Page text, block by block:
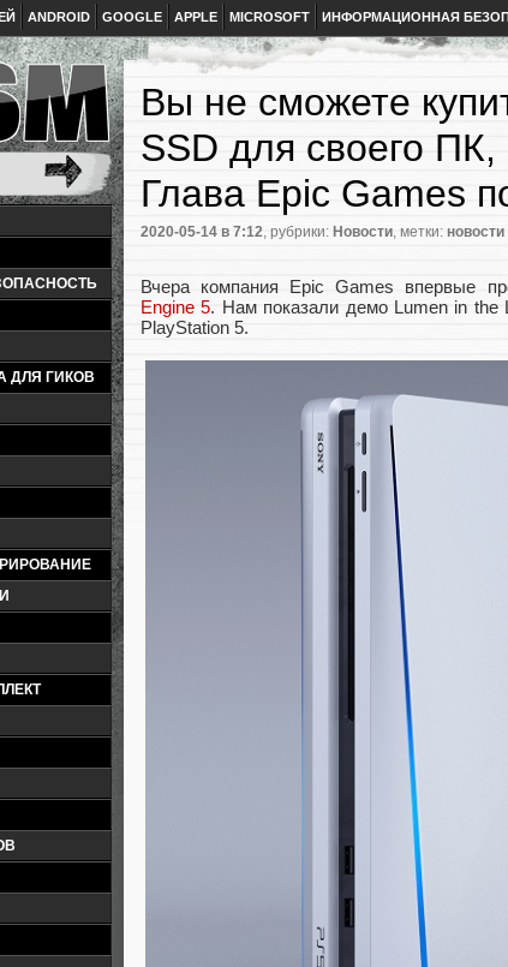
ANDROID GOOGLE APPLE MICROSOFT ИНФОРМАЦИОННАЯ
ДЛЯ ГИКОВ
Вы не сможете
SSD для своего
Глава Epic Games
2020-05-14 в 7:12, рубрики: Новости, метки: новости
Вчера компания Epic Games впервые
Engine 5. Нам показали демо Lumen in the
PlayStation 5.